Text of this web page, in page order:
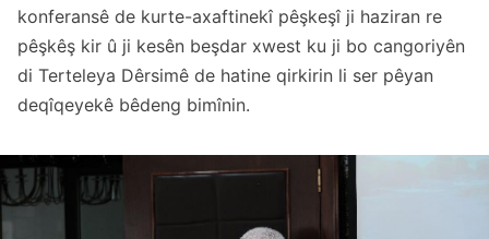
konferansê de kurte-axaftinekî pêşkeşî ji haziran re
pêşkêş kir û ji kesên beşdar xwest ku ji bo cangoriyên
di Terteleya Dêrsimê de hatine qirkirin li ser pêyan
deqîqeyekê bêdeng bimînin.